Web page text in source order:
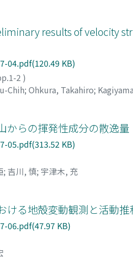
results of velocity
04.pdf(120.49 KB)
2 )
Chih; Ohkura, Takahiro;
からの揮発性成分の散逸量
05.pdf(313.52 KB)
; 吉川, 慎; 宇津木, 充
ける地殻変動観測と活動推
06.pdf(47.97 KB)